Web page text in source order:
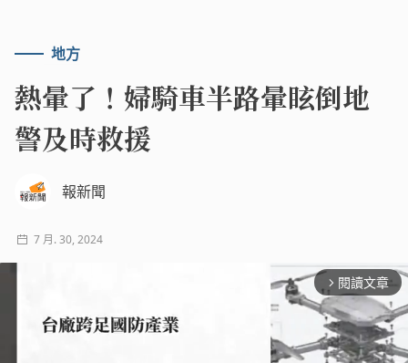
地方
熱暈了！婦騎車半路暈眩倒地
警及時救援
報新聞
7 月. 30, 2024
arrow_forward_ios 閱讀文章